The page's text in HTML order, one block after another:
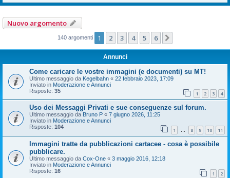
Nuovo argomento
140 argomenti 1 2 3 4 5 6
Annunci
Come caricare le vostre immagini (e documenti) su MT!
Ultimo messaggio da Kegelbahn « 22 febbraio 2023, 17:09
Inviato in Moderazione e Annunci
Risposte: 35 1 2 3 4
Uso dei Messaggi Privati e sue conseguenze sul forum.
Ultimo messaggio da Bruno P « 7 giugno 2026, 11:25
Inviato in Moderazione e Annunci
Risposte: 104 1 … 8 9 10 11
Immagini tratte da pubblicazioni cartacee - cosa è possibile
pubblicare.
Ultimo messaggio da Cox-One « 3 maggio 2016, 12:18
Inviato in Moderazione e Annunci
Risposte: 16 1 2